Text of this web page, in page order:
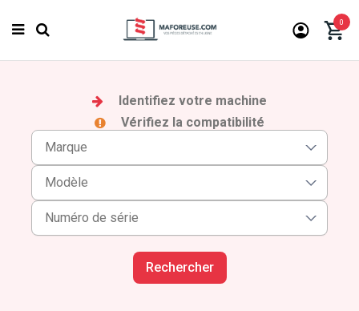
0
Identifiez votre machine
Vérifiez la compatibilité
Rechercher